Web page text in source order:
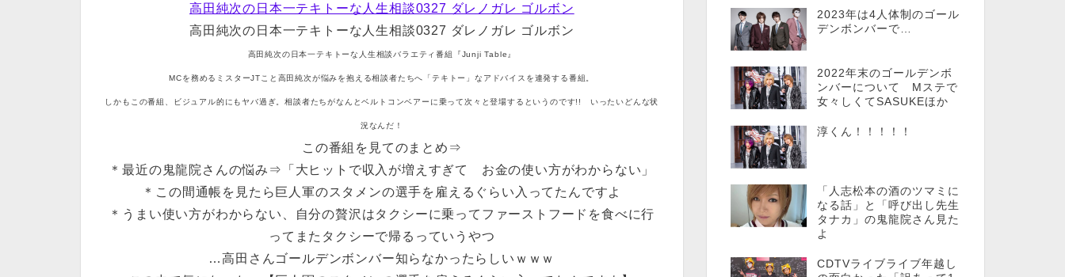
高田純次の日本一テキトーな人生相談0327 ダレノガレ ゴルボン
高田純次の日本一テキトーな人生相談0327 ダレノガレ ゴルボン
高田純次の日本一テキトーな人生相談バラエティ番組『Junji Table』
MCを務めるミスターJTこと高田純次が悩みを抱える相談者たちへ「テキトー」なアドバイスを連発する番組。
しかもこの番組、ビジュアル的にもヤバ過ぎ。相談者たちがなんとベルトコンベアーに乗って次々と登場するというのです!! いったいどんな状
況なんだ！
この番組を見てのまとめ⇒
＊最近の鬼龍院さんの悩み⇒「大ヒットで収入が増えすぎて お金の使い方がわからない」
＊この間通帳を見たら巨人軍のスタメンの選手を雇えるぐらい入ってたんですよ
＊うまい使い方がわからない、自分の贅沢はタクシーに乗ってファーストフードを食べに行
ってまたタクシーで帰るっていうやつ
…高田さんゴールデンボンバー知らなかったらしいｗｗｗ
2023年は4人体制のゴール
デンボンバーで…
2022年末のゴールデンボ
ンバーについて Mステで
女々しくてSASUKEほか
淳くん！！！！！
「人志松本の酒のツマミに
なる話」と「呼び出し先生
タナカ」の鬼龍院さん見た
よ
CDTVライブライブ年越し